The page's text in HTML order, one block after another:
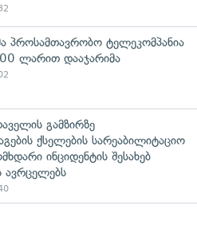
პროსამთავრობო ტელეკომპანია
ლარით დააჯარიმა
გამზირზე
ქსელების სარეაბილიტაციო
ინციდენტის შესახებ
ავრცელებს